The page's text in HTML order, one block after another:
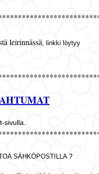
leirinnässä, linkki löytyy
sivulla.
SÄHKÖPOSTILLA ?